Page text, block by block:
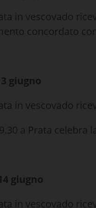
in vescovado
concordato
giugno
in vescovado
a Prata celebra
giugno
in vescovado